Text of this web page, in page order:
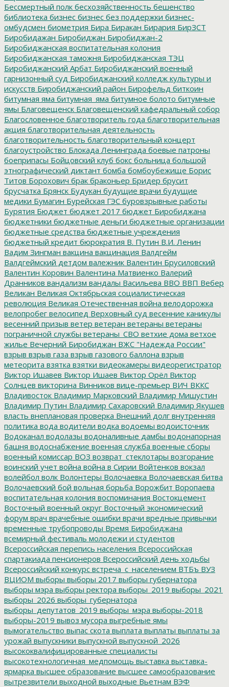
Бессмертный полк бесхозяйственность бешенство
библиотека бизнес бизнес без поддержки бизнес-
омбудсмен биометрия Бира Биракан Бирария БирЗСТ
Биробидажан Биробиджан Биробиджан-2
Биробиджанская воспитательная колония
Биробиджанская таможня Биробиджанская ТЭЦ
Биробиджанский Арбат Биробиджанский военный
гарнизонный суд Биробиджанский колледж культуры и
искусств Биробиджанский район Бирофельд биткоин
битумная яма битумная_яма битумное болото битумные
ямы Благовещенск Благовещенский кафедральный собор
Благословенное благотворитель года благотворительная
акция благотворительная деятельность
благотворительность благотворительный концерт
благоустройство Блокада Ленинграда боевые патроны
боеприпасы Бойцовский клуб бокс больница большой
этнографический диктант бомба бомбоубежище Борис
Титов Борохович брак браконьер Бридер брусит
брусчатка Брянск Будукан будущие врачи будущие
медики Бумагин Бурейская ГЭС буровзрывные работы
Бурятия Бюджет бюджет 2017 бюджет Биробиджана
бюджетники бюджетные деньги бюджетные организации
бюджетные средства бюджетные учреждения
бюджетный кредит бюрократия В. Путин В.И. Ленин
Вадим Зингман вакцина вакцинация Валдгейм
Валдгеймский детдом валежник Валентин Брусиловский
Валентин Коровин Валентина Матвиенко Валерий
Дранников вандализм вандалы Васильева ВВО ВВП Вебер
Великан Великая Октябрьская социалистическая
революция Великая Отечественная война велодорожка
велопробег велосипед Верховный суд весенние каникулы
весенний призыв ветер ветеран ветераны ветераны
пограничной службы ветераны_СВО ветхие дома ветхое
жилье Вечерний Биробиджан ВЖС "Надежда России"
взрыв взрыв газа взрыв газового баллона взрыв
метеорита взятка взятки видеокамеры видеорегистратор
Виктор Ишавев Виктор Ишаев Виктор Орёл Виктор
Солнцев викторина Винников вице-премьер ВИЧ ВККС
Владивосток Владимир Марковский Владимир Мишустин
Владимир Путин Владимир Сахаровский Владимир Якушев
власть внеплановая проверка Внешний долг внутренняя
политика вода водители водка водоемы водоисточник
Водоканал водолазы водоналивные дамбы водонапорная
башня водоснабжение военная служба военные сборы
военный комиссар ВОЗ возврат_стеклотары возгорание
воинский учет война война в Сирии Войтенков вокзал
волейбол волк Волонтеры Волочаевка Волочаевская битва
Волочаевский бой вольная борьба Ворожбит Воропаева
воспитательная колония воспоминания Востокцемент
Восточный военный округ Восточный экономический
форум врач врачебные ошибки врачи вредные привычки
временные трубопроводы Время Биробиджана
всемирный фестиваль молодежи и студентов
Всероссийская перепись населения Всероссийская
спартакиада пенсионеров Всероссийский день ходьбы
Всероссийский конкурс встреча_с_населением ВТБъ ВУЗ
ВЦИОМ выборы выборы 2017 выборы губернатора
выборы мэра выборы ректора выборы_2019 выборы_2021
выборы_2026 выборы_губернатора
выборы_депутатов_2019 выборы_мэра выборы-2018
выборы-2019 вывоз мусора выгребные ямы
вымогательство выпас скота выплата выплаты выплаты за
урожай выпускники выпускной выпускной_2026
высококвалифицированные специалисты
высокотехнологичная_медпомощь выставка выставка-
ярмарка высшее образование высшее самообразование
вытрезвители выходной выходные Вьетнам ВЭФ